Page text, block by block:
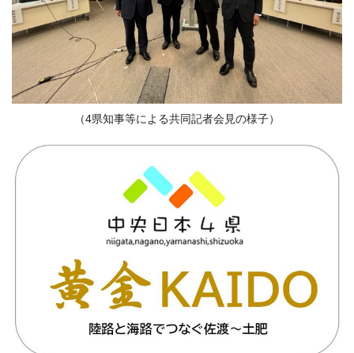
（4県知事等による共同記者会見の様子）